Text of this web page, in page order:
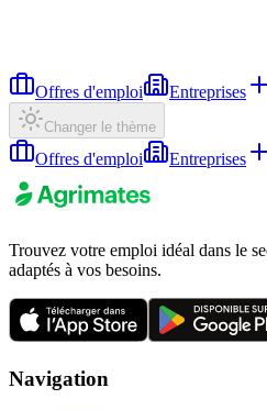
Offres d'emploi Entreprises
Changer le thème
Offres d'emploi Entreprises
Trouvez votre emploi idéal dans le
adaptés à vos besoins.
Navigation